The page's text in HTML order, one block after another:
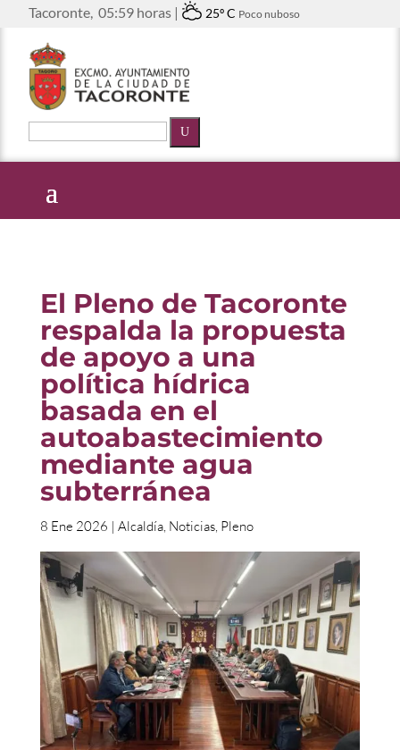
Tacoronte, 05:59 horas | 25º C Poco nuboso
U
El Pleno de Tacoronte
respalda la propuesta
de apoyo a una
política hídrica
basada en el
autoabastecimiento
mediante agua
subterránea
8 Ene 2026 | Alcaldía, Noticias, Pleno